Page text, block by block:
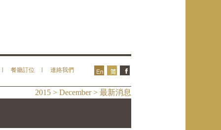
餐廳訂位 連絡我們
2015 > December > 最新消息